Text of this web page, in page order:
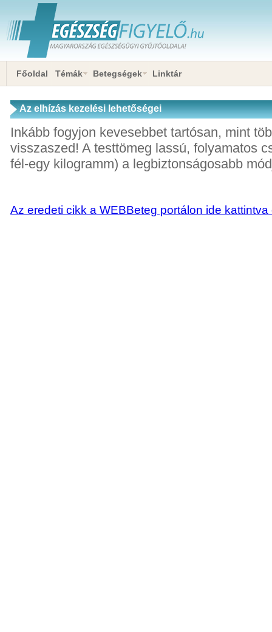
Főoldal Témák Betegségek Linktár
Az elhízás kezelési lehetőségei
Inkább fogyjon kevesebbet tartósan, mint
visszaszed! A testtömeg lassú, folyamatos
fél-egy kilogramm) a legbiztonságosabb
Az eredeti cikk a WEBBeteg portálon ide